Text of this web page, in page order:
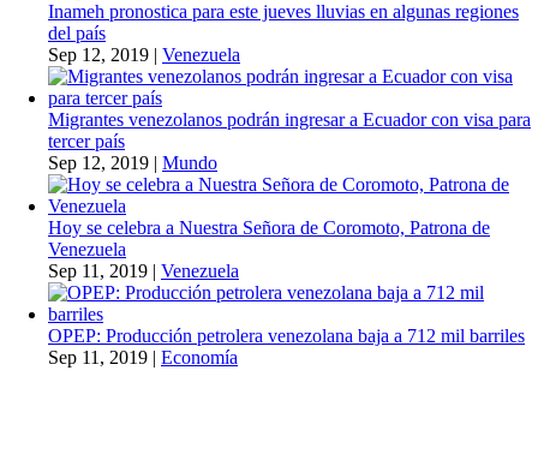
Inameh pronostica para este jueves lluvias en algunas regiones
del país
Sep 12, 2019 | Venezuela
Migrantes venezolanos podrán ingresar a Ecuador con visa para
tercer país
Sep 12, 2019 | Mundo
Hoy se celebra a Nuestra Señora de Coromoto, Patrona de
Venezuela
Sep 11, 2019 | Venezuela
OPEP: Producción petrolera venezolana baja a 712 mil barriles
Sep 11, 2019 | Economía